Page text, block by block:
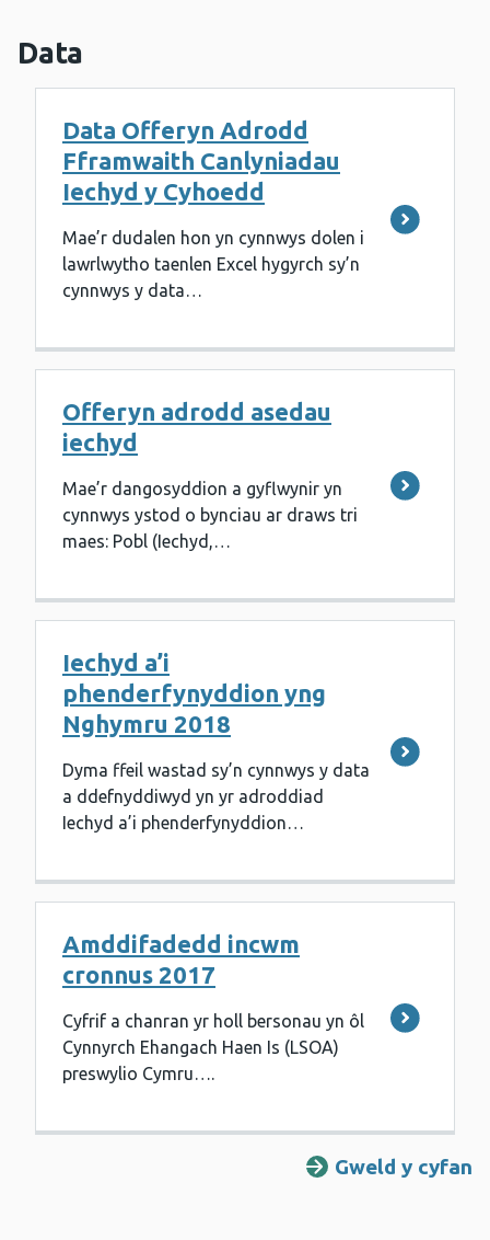
Data
Data Offeryn Adrodd
Fframwaith Canlyniadau
Iechyd y Cyhoedd
Mae’r dudalen hon yn cynnwys dolen i
lawrlwytho taenlen Excel hygyrch sy’n
cynnwys y data…
Offeryn adrodd asedau
iechyd
Mae’r dangosyddion a gyflwynir yn
cynnwys ystod o bynciau ar draws tri
maes: Pobl (Iechyd,…
Iechyd a’i
phenderfynyddion yng
Nghymru 2018
Dyma ffeil wastad sy’n cynnwys y data
a ddefnyddiwyd yn yr adroddiad
Iechyd a’i phenderfynyddion…
Amddifadedd incwm
cronnus 2017
Cyfrif a chanran yr holl bersonau yn ôl
Cynnyrch Ehangach Haen Is (LSOA)
preswylio Cymru….
Gweld y cyfan